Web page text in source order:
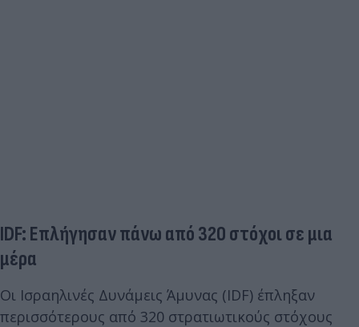
IDF: Επλήγησαν πάνω από 320 στόχοι σε μια
μέρα
Οι Ισραηλινές Δυνάμεις Άμυνας (IDF) έπληξαν
περισσότερους από 320 στρατιωτικούς στόχους